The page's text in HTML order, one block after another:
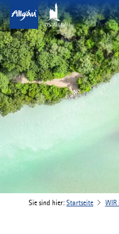
Sie sind hier: Startseite WIR